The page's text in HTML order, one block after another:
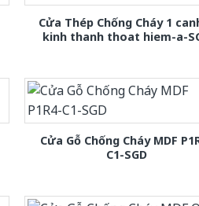
Cửa Thép Chống Cháy 1
kinh thanh thoat hiem-a-
Cửa Gỗ Chống Cháy MDF
C1-SGD